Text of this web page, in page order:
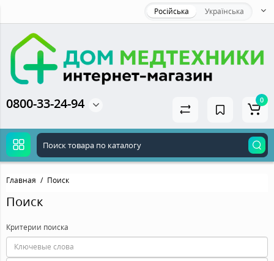
Російська Українська
0800-33-24-94 0
Главная Поиск
Поиск
Критерии поиска